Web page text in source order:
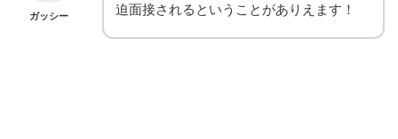
ガッシー
迫面接されるということがありえます！